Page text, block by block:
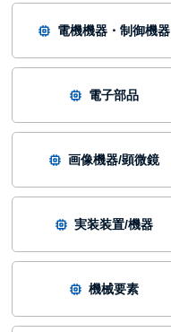
電機機器・制御機器
電子部品
画像機器/顕微鏡
実装装置/機器
機械要素